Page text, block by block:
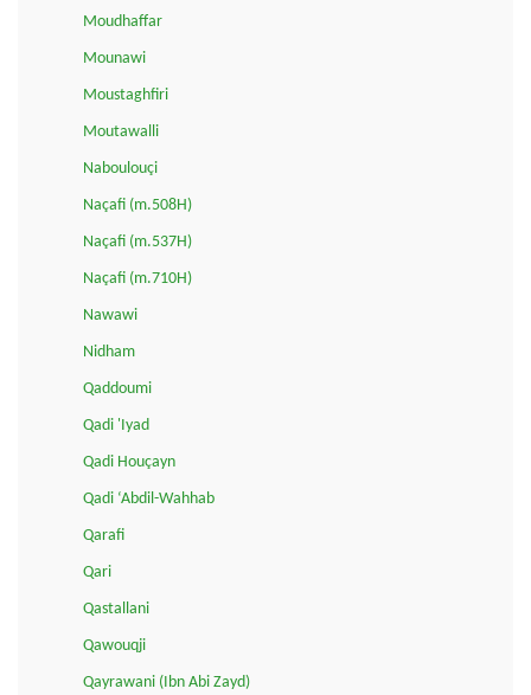
Moudhaffar
Mounawi
Moustaghfiri
Moutawalli
Naboulouçi
Naçafi (m.508H)
Naçafi (m.537H)
Naçafi (m.710H)
Nawawi
Nidham
Qaddoumi
Qadi 'Iyad
Qadi Houçayn
Qadi ‘Abdil-Wahhab
Qarafi
Qari
Qastallani
Qawouqji
Qayrawani (Ibn Abi Zayd)